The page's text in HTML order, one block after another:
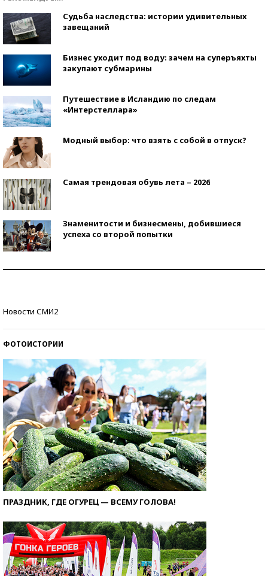
Судьба наследства: истории удивительных
завещаний
Бизнес уходит под воду: зачем на суперъяхты
закупают субмарины
Путешествие в Исландию по следам
«Интерстеллара»
Модный выбор: что взять с собой в отпуск?
Самая трендовая обувь лета – 2026
Знаменитости и бизнесмены, добившиеся
успеха со второй попытки
Новости СМИ2
ФОТОИСТОРИИ
ПРАЗДНИК, ГДЕ ОГУРЕЦ — ВСЕМУ ГОЛОВА!